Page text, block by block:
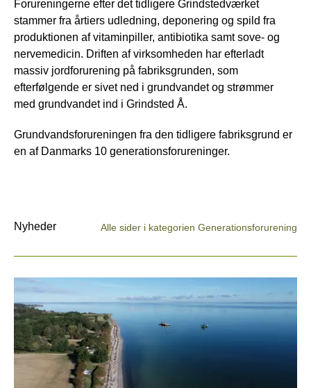
Forureningerne efter det tidligere Grindstedværket
stammer fra årtiers udledning, deponering og spild fra
produktionen af vitaminpiller, antibiotika samt sove- og
nervemedicin. Driften af virksomheden har efterladt
massiv jordforurening på fabriksgrunden, som
efterfølgende er sivet ned i grundvandet og strømmer
med grundvandet ind i Grindsted Å.
Grundvandsforureningen fra den tidligere fabriksgrund er
en af Danmarks 10 generationsforureninger.
Nyheder Alle sider i kategorien Generationsforurening